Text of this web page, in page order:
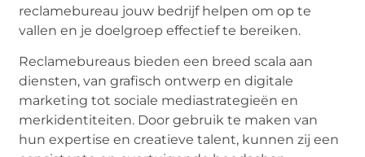
reclamebureau jouw bedrijf helpen om op te
vallen en je doelgroep effectief te bereiken.
Reclamebureaus bieden een breed scala aan
diensten, van grafisch ontwerp en digitale
marketing tot sociale mediastrategieën en
merkidentiteiten. Door gebruik te maken van
hun expertise en creatieve talent, kunnen zij een